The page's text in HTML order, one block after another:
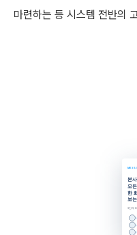
마련하는 등 시스템 전반의
본
모
한
보
3단계